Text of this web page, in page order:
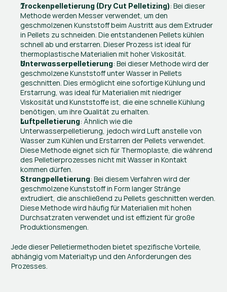
Trockenpelletierung (Dry Cut Pelletizing): Bei dieser
Methode werden Messer verwendet, um den
geschmolzenen Kunststoff beim Austritt aus dem Extruder
in Pellets zu schneiden. Die entstandenen Pellets kühlen
schnell ab und erstarren. Dieser Prozess ist ideal für
thermoplastische Materialien mit hoher Viskosität.
Unterwasserpelletierung: Bei dieser Methode wird der
geschmolzene Kunststoff unter Wasser in Pellets
geschnitten. Dies ermöglicht eine sofortige Kühlung und
Erstarrung, was ideal für Materialien mit niedriger
Viskosität und Kunststoffe ist, die eine schnelle Kühlung
benötigen, um ihre Qualität zu erhalten.
Luftpelletierung: Ähnlich wie die
Unterwasserpelletierung, jedoch wird Luft anstelle von
Wasser zum Kühlen und Erstarren der Pellets verwendet.
Diese Methode eignet sich für Thermoplaste, die während
des Pelletierprozesses nicht mit Wasser in Kontakt
kommen dürfen.
Strangpelletierung: Bei diesem Verfahren wird der
geschmolzene Kunststoff in Form langer Stränge
extrudiert, die anschließend zu Pellets geschnitten werden.
Diese Methode wird häufig für Materialien mit hohen
Durchsatzraten verwendet und ist effizient für große
Produktionsmengen.
Jede dieser Pelletiermethoden bietet spezifische Vorteile,
abhängig vom Materialtyp und den Anforderungen des
Prozesses.